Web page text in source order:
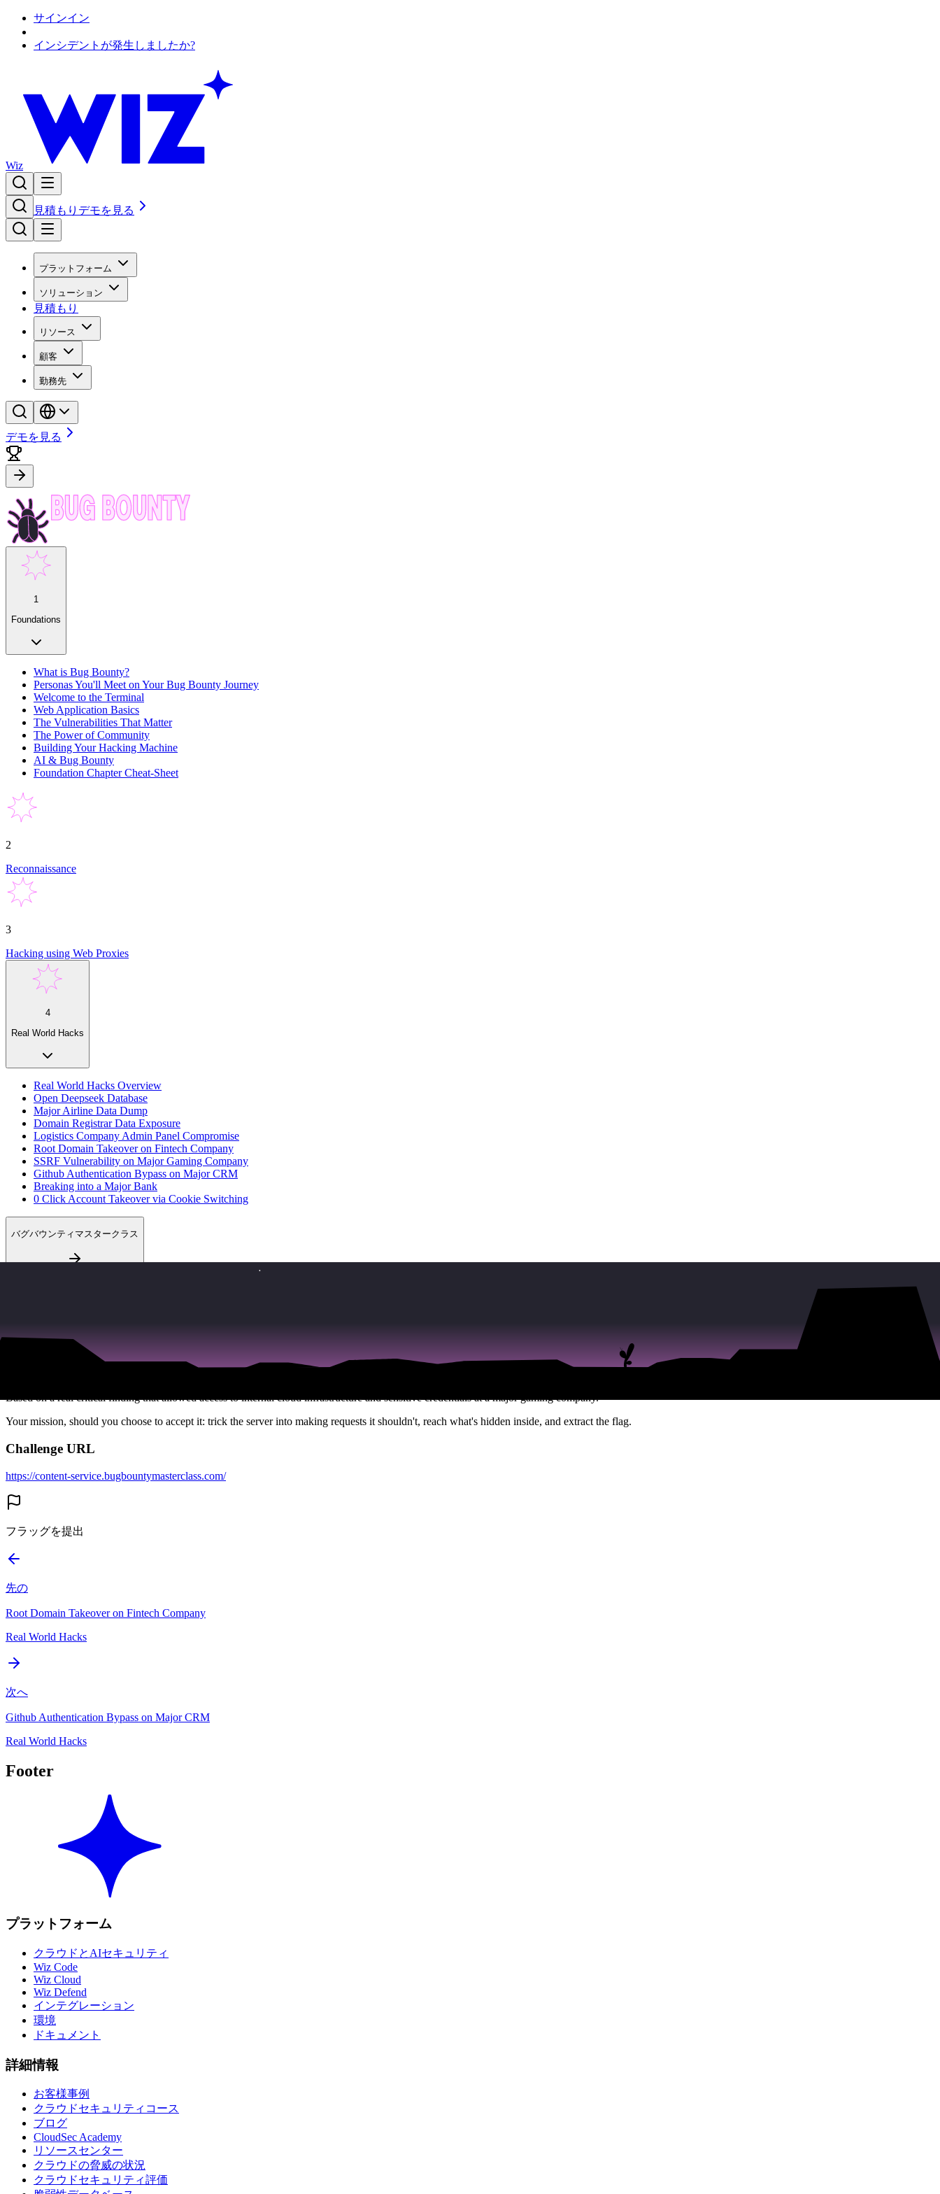
サインイン
インシデントが発生しましたか?
Wiz
見積もり デモを見る
プラットフォーム
ソリューション
見積もり
リソース
顧客
勤務先
デモを見る
1
Foundations
What is Bug Bounty?
Personas You'll Meet on Your Bug Bounty Journey
Welcome to the Terminal
Web Application Basics
The Vulnerabilities That Matter
The Power of Community
Building Your Hacking Machine
AI & Bug Bounty
Foundation Chapter Cheat-Sheet
2
Reconnaissance
3
Hacking using Web Proxies
4
Real World Hacks
Real World Hacks Overview
Open Deepseek Database
Major Airline Data Dump
Domain Registrar Data Exposure
Logistics Company Admin Panel Compromise
Root Domain Takeover on Fintech Company
SSRF Vulnerability on Major Gaming Company
Github Authentication Bypass on Major CRM
Breaking into a Major Bank
0 Click Account Takeover via Cookie Switching
バグバウンティマスタークラス
Challenge Description
You've found a gaming company's content service that fetches resources from URLs you provide. But what happens when you point it somewhere the developers never intended - like the server's own internal
Based on a real critical finding that allowed access to internal cloud infrastructure and sensitive credentials at a major gaming company.
Your mission, should you choose to accept it: trick the server into making requests it shouldn't, reach what's hidden inside, and extract the flag.
Challenge URL
https://content-service.bugbountymasterclass.com/
フラッグを提出
先の
Root Domain Takeover on Fintech Company
Real World Hacks
次へ
Github Authentication Bypass on Major CRM
Real World Hacks
Footer
プラットフォーム
クラウドとAIセキュリティ
Wiz Code
Wiz Cloud
Wiz Defend
インテグレーション
環境
ドキュメント
詳細情報
お客様事例
クラウドセキュリティコース
ブログ
CloudSec Academy
リソースセンター
クラウドの脅威の状況
クラウドセキュリティ評価